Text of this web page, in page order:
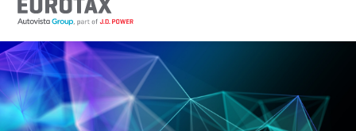
direkt
zum
Inhalt
Eurotax durchsuchen